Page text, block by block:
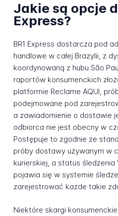
Jakie są opcje
Express?
BR1 Express dostarcza pod
handlowe w całej Brazylii, z
koordynowaną z hubu São
raportów konsumenckich
platformie Reclame AQUI,
podejmowane pod
a zawiadomienie o dostawie
odbiorca nie jest obecny w
Postępuje to zgodnie ze
próby dostawy używanym w
kurierskiej, a status śledzenia
pojawia się w systemie
zarejestrować każde takie
Niektóre skargi